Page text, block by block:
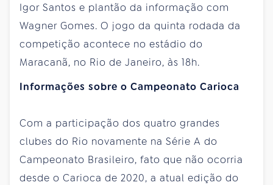
Igor Santos e plantão da informação com
Wagner Gomes. O jogo da quinta rodada da
competição acontece no estádio do
Maracanã, no Rio de Janeiro, às 18h.
Informações sobre o Campeonato Carioca
Com a participação dos quatro grandes
clubes do Rio novamente na Série A do
Campeonato Brasileiro, fato que não ocorria
desde o Carioca de 2020, a atual edição do